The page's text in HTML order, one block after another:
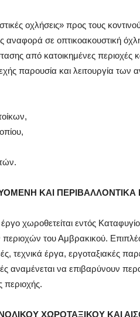
οχλήσεις» προς τους
αναφορά σε οπτικοακουστική
από κατοικημένες περιοχές
παρουσία και λειτουργία
ΚΑΙ ΠΕΡΙΒΑΛΛΟΝΤΙΚΑ
χωροθετείται εντός
του Αμβρακικού.
τεχνικά έργα, εργοταξιακές
αναμένεται να επιβαρύνουν
περιοχής.
ΧΩΡΟΤΑΞΙΚΟΥ ΚΑΙ